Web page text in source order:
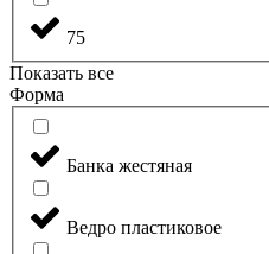
75
Показать все
Форма
Банка жестяная
Ведро пластиковое